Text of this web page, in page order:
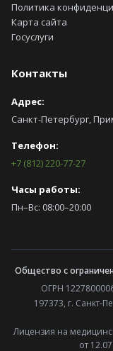
Политика
Карта сайта
Госуслуги
Контакты
Адрес:
Санкт-Петербург,
Телефон:
+7 (812) 220-77-27
Часы работы:
Пн–Вс: 08:00–20:00
Общество с
ОГРН
197373, г. Санкт-
Лицензия на
от